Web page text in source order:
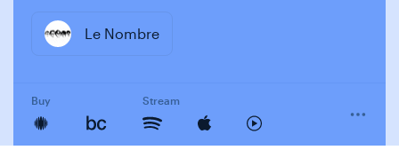
Le Nombre
Buy Stream